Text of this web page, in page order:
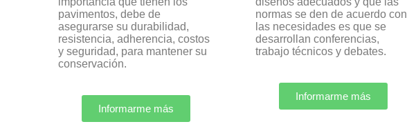
pavimentos, debe de
asegurarse su durabilidad,
resistencia, adherencia, costos
y seguridad, para mantener su
conservación.
Informarme más
normas se den de acuerdo con
las necesidades es que se
desarrollan conferencias,
trabajo técnicos y debates.
Informarme más